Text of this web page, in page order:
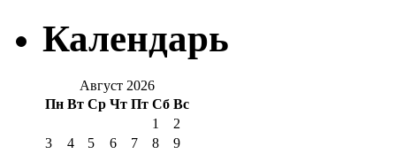
Календарь
Август 2026
Пн Вт Ср Чт Пт Сб Вс
1
2
3
4 5 6 7 8
9